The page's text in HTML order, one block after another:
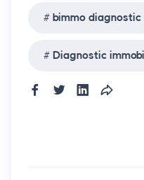
bimmo diagnostic
Diagnostic